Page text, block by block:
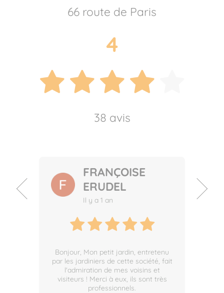
66 route de Paris
4
38 avis
MC RENAUD
Il y a 2 mois
FRANÇOISE
ERUDEL
Il y a 1 an
Bonjour, Mon petit jardin, entretenu
par les jardiniers de cette société, fait
l'admiration de mes voisins et
visiteurs ! Merci à eux, ils sont très
professionnels.
ELODIE PRINCE
Il y a 1 an
SANDRINE
MONNOT
Il y a 1 an